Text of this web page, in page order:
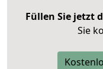
Füllen Sie jetzt
Sie